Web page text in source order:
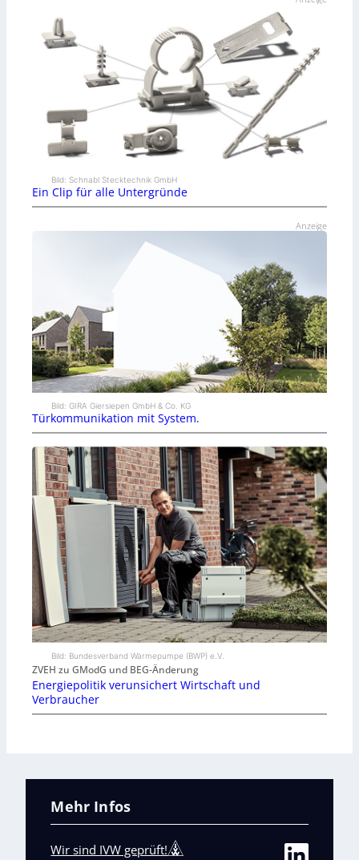
Bild: Schnabl Stecktechnik GmbH
Ein Clip für alle Untergründe
Anzeige
Bild: GIRA Giersiepen GmbH & Co. KG
Türkommunikation mit System.
Bild: Bundesverband Wärmepumpe (BWP) e.V.
ZVEH zu GModG und BEG-Änderung
Energiepolitik verunsichert Wirtschaft und
Verbraucher
Mehr Infos
Wir sind IVW geprüft!